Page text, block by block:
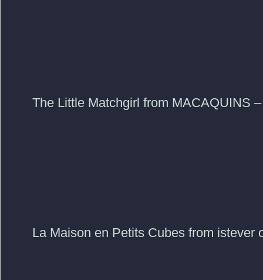
The Little Matchgirl from MACAQUINS
La Maison en Petits Cubes from istever